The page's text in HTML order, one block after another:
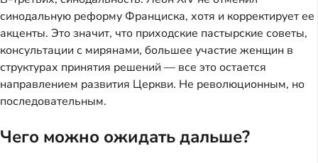
синодальную реформу Франциска, хотя и корректирует ее
акценты. Это значит, что приходские пастырские советы,
консультации с мирянами, большее участие женщин в
структурах принятия решений — все это остается
направлением развития Церкви. Не революционным, но
последовательным.
Чего можно ожидать дальше?